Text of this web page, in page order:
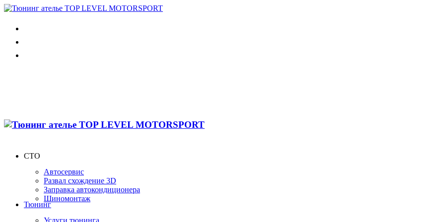
СТО
Автосервис
Развал схождение 3D
Заправка автокондиционера
Шиномонтаж
Тюнинг